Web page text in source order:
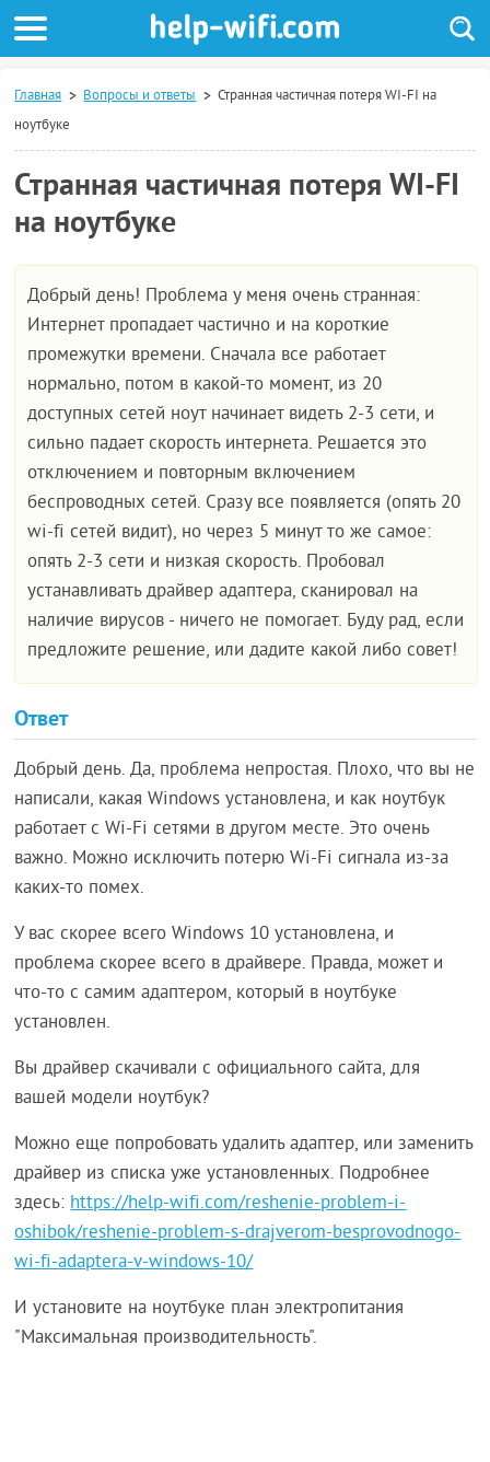
Главная Вопросы и ответы
Странная частичная потеря WI-FI на
ноутбуке
Странная частичная потеря WI-FI
на ноутбуке
Добрый день! Проблема у меня очень странная:
Интернет пропадает частично и на короткие
промежутки времени. Сначала все работает
нормально, потом в какой-то момент, из 20
доступных сетей ноут начинает видеть 2-3 сети, и
сильно падает скорость интернета. Решается это
отключением и повторным включением
беспроводных сетей. Сразу все появляется (опять 20
wi-fi сетей видит), но через 5 минут то же самое:
опять 2-3 сети и низкая скорость. Пробовал
устанавливать драйвер адаптера, сканировал на
наличие вирусов - ничего не помогает. Буду рад, если
предложите решение, или дадите какой либо совет!
Ответ
Добрый день. Да, проблема непростая. Плохо, что вы не
написали, какая Windows установлена, и как ноутбук
работает с Wi-Fi сетями в другом месте. Это очень
важно. Можно исключить потерю Wi-Fi сигнала из-за
каких-то помех.
У вас скорее всего Windows 10 установлена, и
проблема скорее всего в драйвере. Правда, может и
что-то с самим адаптером, который в ноутбуке
установлен.
Вы драйвер скачивали с официального сайта, для
вашей модели ноутбук?
Можно еще попробовать удалить адаптер, или заменить
драйвер из списка уже установленных. Подробнее
здесь:https://help-wifi.com/reshenie-problem-i-
oshibok/reshenie-problem-s-drajverom-besprovodnogo-
wi-fi-adaptera-v-windows-10/
И установите на ноутбуке план электропитания
"Максимальная производительность".